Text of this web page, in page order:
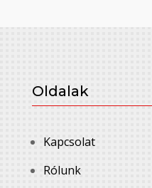
Oldalak
Kapcsolat
Rólunk